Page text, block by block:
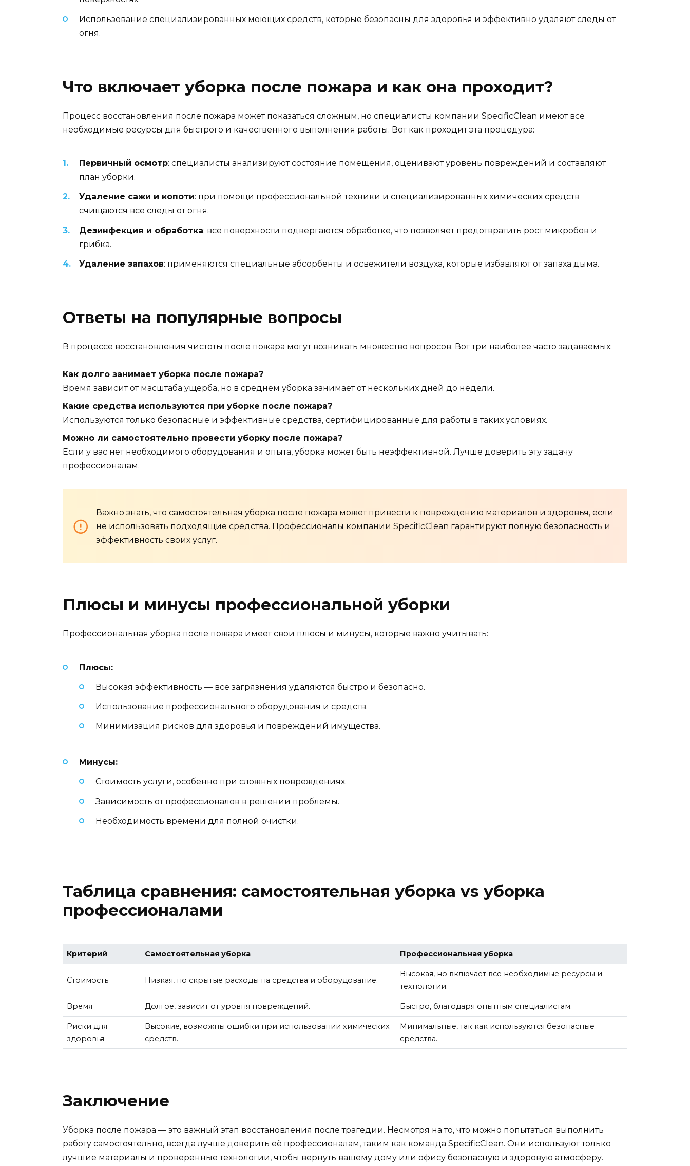
Использование специализированных моющих средств, которые безопасны для здоровья и эффективно удаляют следы от
огня.
Что включает уборка после пожара и как она проходит?
Процесс восстановления после пожара может показаться сложным, но специалисты компании SpecificClean имеют все
необходимые ресурсы для быстрого и качественного выполнения работы. Вот как проходит эта процедура:
Первичный осмотр: специалисты анализируют состояние помещения, оценивают уровень повреждений и составляют
план уборки.
Удаление сажи и копоти: при помощи профессиональной техники и специализированных химических средств
счищаются все следы от огня.
Дезинфекция и обработка: все поверхности подвергаются обработке, что позволяет предотвратить рост микробов и
грибка.
Удаление запахов: применяются специальные абсорбенты и освежители воздуха, которые избавляют от запаха дыма.
Ответы на популярные вопросы
В процессе восстановления чистоты после пожара могут возникать множество вопросов. Вот три наиболее часто задаваемых:
Как долго занимает уборка после пожара?
Время зависит от масштаба ущерба, но в среднем уборка занимает от нескольких дней до недели.
Какие средства используются при уборке после пожара?
Используются только безопасные и эффективные средства, сертифицированные для работы в таких условиях.
Можно ли самостоятельно провести уборку после пожара?
Если у вас нет необходимого оборудования и опыта, уборка может быть неэффективной. Лучше доверить эту задачу
профессионалам.
Важно знать, что самостоятельная уборка после пожара может привести к повреждению материалов и здоровья, если
не использовать подходящие средства. Профессионалы компании SpecificClean гарантируют полную безопасность и
эффективность своих услуг.
Плюсы и минусы профессиональной уборки
Профессиональная уборка после пожара имеет свои плюсы и минусы, которые важно учитывать:
Плюсы:
Высокая эффективность — все загрязнения удаляются быстро и безопасно.
Использование профессионального оборудования и средств.
Минимизация рисков для здоровья и повреждений имущества.
Минусы:
Стоимость услуги, особенно при сложных повреждениях.
Зависимость от профессионалов в решении проблемы.
Необходимость времени для полной очистки.
Таблица сравнения: самостоятельная уборка vs уборка
профессионалами
Критерий Самостоятельная уборка Профессиональная уборка
Стоимость Низкая, но скрытые расходы на средства и оборудование.
Высокая, но включает все необходимые ресурсы и
технологии.
Время Долгое, зависит от уровня повреждений. Быстро, благодаря опытным специалистам.
Риски для
здоровья
Высокие, возможны ошибки при использовании химических
средств.
Минимальные, так как используются безопасные
средства.
Заключение
Уборка после пожара — это важный этап восстановления после трагедии. Несмотря на то, что можно попытаться выполнить
работу самостоятельно, всегда лучше доверить её профессионалам, таким как команда SpecificClean. Они используют только
лучшие материалы и проверенные технологии, чтобы вернуть вашему дому или офису безопасную и здоровую атмосферу.